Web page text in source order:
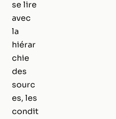
se lire
avec
la
hiérar
chie
des
sourc
es, les
condit